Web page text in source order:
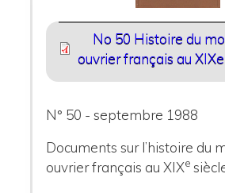
No 50 Histoire du
ouvrier français au
N° 50 - septembre 1988
Documents sur l’histoire du
ouvrier français au XIXe